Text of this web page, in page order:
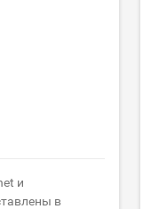
и
в